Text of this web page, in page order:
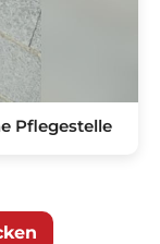
Pflegestelle